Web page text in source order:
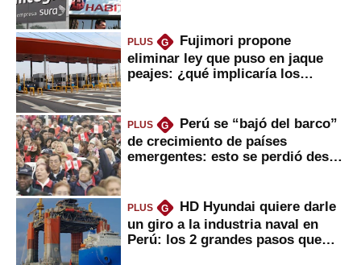
PLUS G
Fujimori propone
eliminar ley que puso en jaque
peajes: ¿qué implicaría los
PLUS G
Perú se “bajó del barco”
de crecimiento de países
emergentes: esto se perdió desde
PLUS G
HD Hyundai quiere darle
un giro a la industria naval en
Perú: los 2 grandes pasos que